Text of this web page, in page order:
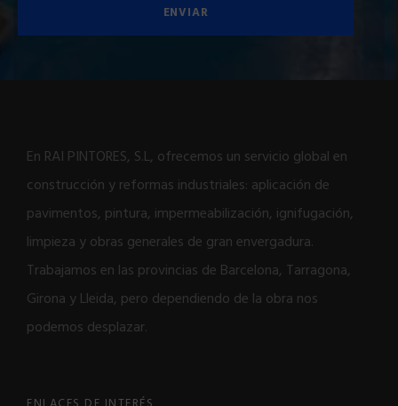
En RAI PINTORES, S.L, ofrecemos un servicio global en
construcción y reformas industriales: aplicación de
pavimentos, pintura, impermeabilización, ignifugación,
limpieza y obras generales de gran envergadura.
Trabajamos en las provincias de Barcelona, Tarragona,
Girona y Lleida, pero dependiendo de la obra nos
podemos desplazar.